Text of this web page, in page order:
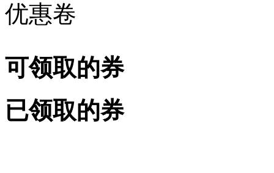
优惠卷
可领取的券
已领取的券